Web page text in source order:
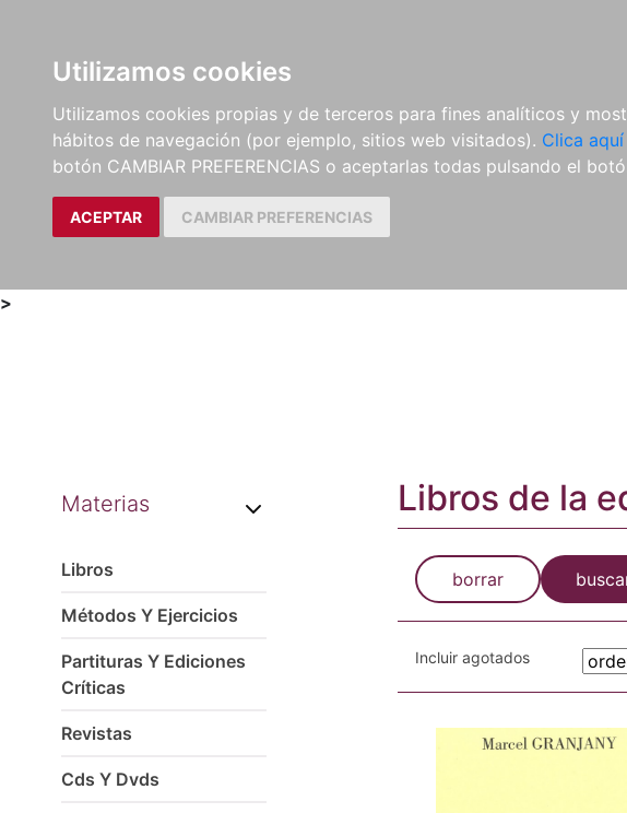
Utilizamos cookies
Utilizamos cookies propias y de terceros para fines analíticos y
hábitos de navegación (por ejemplo, sitios web visitados). Clica
botón CAMBIAR PREFERENCIAS o aceptarlas todas pulsando el
ACEPTAR CAMBIAR PREFERENCIAS
LIBROS
MÉTODOS Y
EJERCICIOS
PARTITURAS Y EDICIONES
CRÍTICAS
>
Materias
Libros
Métodos Y Ejercicios
Partituras Y Ediciones
Críticas
Revistas
Cds Y Dvds
Libros de la
borrar
Incluir agotados